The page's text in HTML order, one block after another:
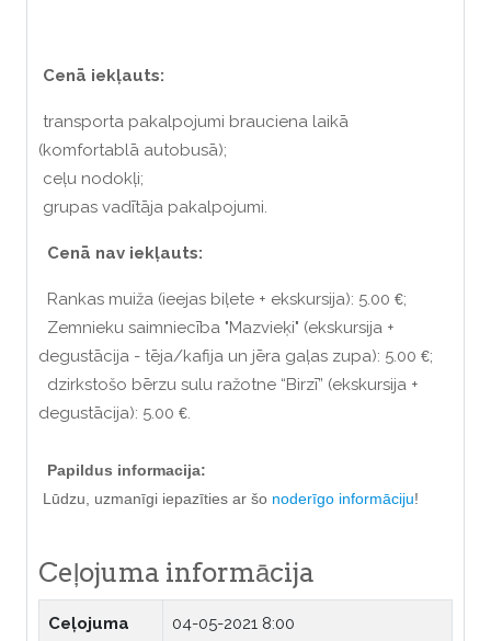
Cenā iekļauts:
transporta pakalpojumi brauciena laikā
(komfortablā autobusā);
ceļu nodokļi;
grupas vadītāja pakalpojumi.
Cenā nav iekļauts:
Rankas muiža (ieejas biļete + ekskursija): 5.00 €;
Zemnieku saimniecība "Mazvieķi" (ekskursija +
degustācija - tēja/kafija un jēra gaļas zupa): 5.00 €;
dzirkstošo bērzu sulu ražotne “Birzī” (ekskursija +
degustācija): 5.00 €.
Papildus informacija:
Lūdzu, uzmanīgi iepazīties ar šo noderīgo informāciju!
Ceļojuma informācija
Ceļojuma
04-05-2021 8:00